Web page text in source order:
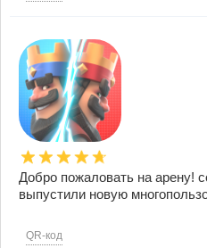
Добро пожаловать на арену!
выпустили новую
QR-код